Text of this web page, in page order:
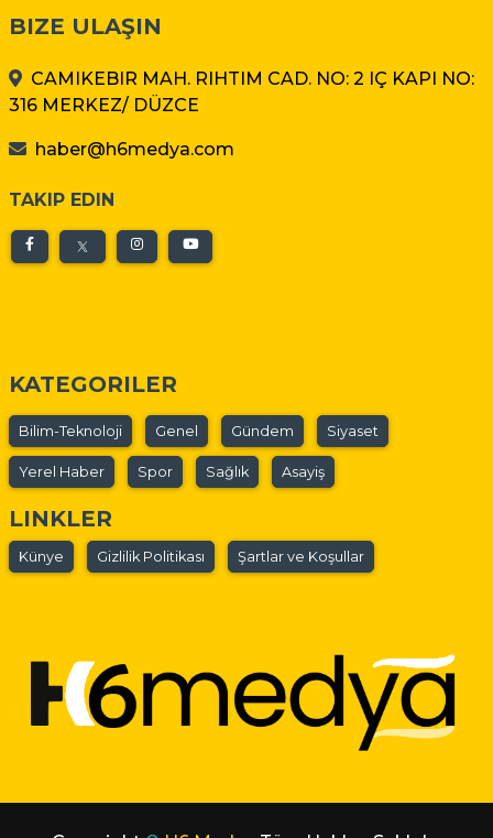
BIZE ULAŞIN
CAMIKEBIR MAH. RIHTIM CAD. NO: 2 IÇ KAPI NO:
316 MERKEZ/ DÜZCE
haber@h6medya.com
TAKIP EDIN
KATEGORILER
Bilim-Teknoloji Genel Gündem Siyaset
Yerel Haber Spor Sağlık Asayiş
LINKLER
Künye Gizlilik Politikası Şartlar ve Koşullar